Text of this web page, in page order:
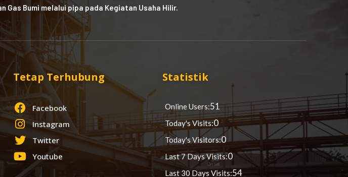
Gas Bumi melalui pipa pada Kegiatan Usaha Hilir.
Tetap Terhubung
Facebook
Instagram
Twitter
Youtube
Statistik
Online Users:51
Today's Visits:0
Today's Visitors:0
Last 7 Days Visits:0
Last 30 Days Visits:54